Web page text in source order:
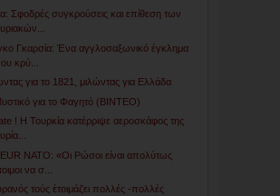
Σφοδρές συγκρούσεις και επίθεση των
Γκαρσία: Ένα αγγλοσαξωνικό έγκλημα
κρύ...
για το 1821, μιλώντας για Ελλάδα
για το Φαγητό (ΒΙΝΤΕΟ)
! Η Τουρκία κατέρριψε αεροσκάφος της
NATO: «Οι Ρώσοι είναι απολύτως
να σ...
τούς ἑτοιμάζει πολλές -πολλές